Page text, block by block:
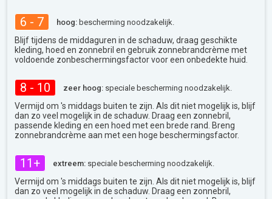
6 - 7 hoog: bescherming noodzakelijk.
Blijf tijdens de middaguren in de schaduw, draag geschikte
kleding, hoed en zonnebril en gebruik zonnebrandcrème met
voldoende zonbeschermingsfactor voor een onbedekte huid.
8 - 10 zeer hoog: speciale bescherming noodzakelijk.
Vermijd om 's middags buiten te zijn. Als dit niet mogelijk is, blijf
dan zo veel mogelijk in de schaduw. Draag een zonnebril,
passende kleding en een hoed met een brede rand. Breng
zonnebrandcrème aan met een hoge beschermingsfactor.
11+ extreem: speciale bescherming noodzakelijk.
Vermijd om 's middags buiten te zijn. Als dit niet mogelijk is, blijf
dan zo veel mogelijk in de schaduw. Draag een zonnebril,